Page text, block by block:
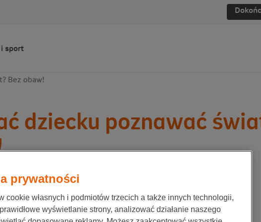
sport
Bez obaw!
dziecku poznawać
prywatności
cookie własnych i podmiotów trzecich a także innych technologii,
wyświetlanie strony, analizować działanie naszego